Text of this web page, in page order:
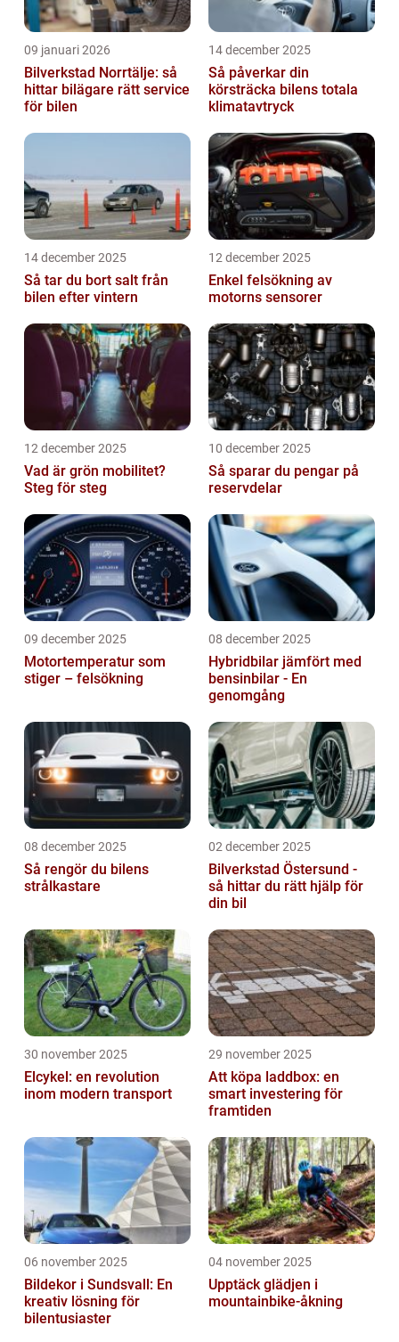
09 januari 2026
Bilverkstad Norrtälje: så
hittar bilägare rätt service
för bilen
14 december 2025
Så påverkar din
körsträcka bilens totala
klimatavtryck
14 december 2025
Så tar du bort salt från
bilen efter vintern
12 december 2025
Enkel felsökning av
motorns sensorer
12 december 2025
Vad är grön mobilitet?
Steg för steg
10 december 2025
Så sparar du pengar på
reservdelar
09 december 2025
Motortemperatur som
stiger – felsökning
08 december 2025
Hybridbilar jämfört med
bensinbilar - En
genomgång
08 december 2025
Så rengör du bilens
strålkastare
02 december 2025
Bilverkstad Östersund -
så hittar du rätt hjälp för
din bil
30 november 2025
Elcykel: en revolution
inom modern transport
29 november 2025
Att köpa laddbox: en
smart investering för
framtiden
06 november 2025
Bildekor i Sundsvall: En
kreativ lösning för
bilentusiaster
04 november 2025
Upptäck glädjen i
mountainbike-åkning